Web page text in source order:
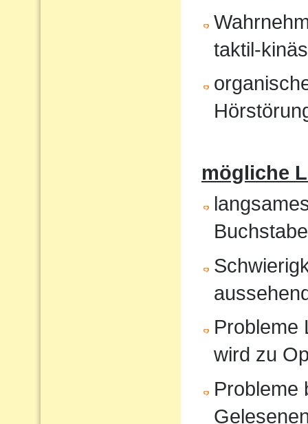
taktil-
mögliche
Probleme
wird zu
Probleme